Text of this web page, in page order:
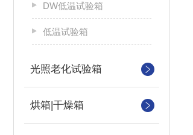
DW低温试验箱
低温试验箱
光照老化试验箱
烘箱|干燥箱